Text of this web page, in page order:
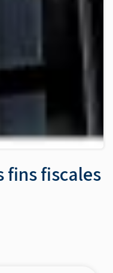
fins fiscales